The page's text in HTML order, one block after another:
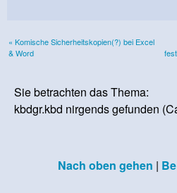
« Komische Sicherheitskopien(?) bei Excel
& Word
Sie betrachten das Thema:
kbdgr.kbd nirgends gefunden
Nach oben gehen |